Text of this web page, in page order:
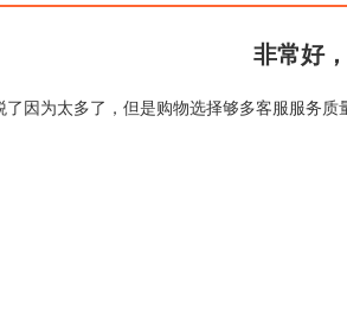
非常好
了因为太多了，但是购物选择够多客服服务